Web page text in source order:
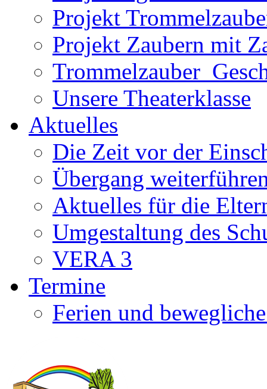
Projekt
Projekt Zaubern mit
Unsere Theaterklasse
Aktuelles
Die Zeit vor der
Übergang
Aktuelles für die
Umgestaltung des
VERA 3
Termine
Ferien und